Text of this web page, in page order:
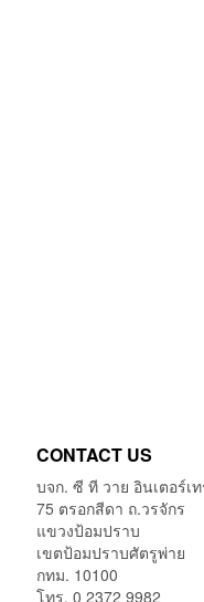
CONTACT US
บจก. ซี ที วาย อินเตอร์เ
75 ตรอกสีดา ถ.วรจักร
แขวงป้อมปราบ
เขตป้อมปราบศัตรูพ่าย
กทม. 10100
โทร. 0 2372 9982